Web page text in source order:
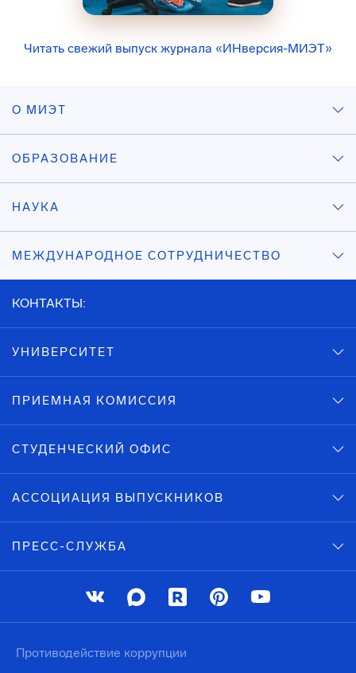
Читать свежий выпуск журнала «ИНверсия-МИЭТ»
О МИЭТ
ОБРАЗОВАНИЕ
НАУКА
МЕЖДУНАРОДНОЕ СОТРУДНИЧЕСТВО
КОНТАКТЫ:
УНИВЕРСИТЕТ
ПРИЕМНАЯ КОМИССИЯ
СТУДЕНЧЕСКИЙ ОФИС
АССОЦИАЦИЯ ВЫПУСКНИКОВ
ПРЕСС-СЛУЖБА
Противодействие коррупции